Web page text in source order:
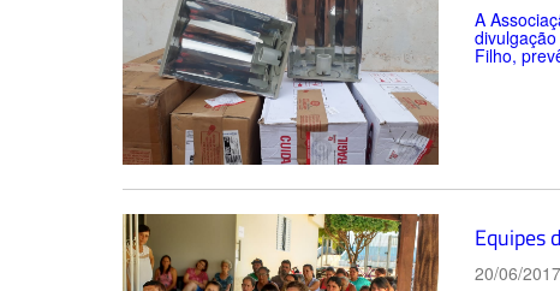
A
Filho,
Equipes
20/06/